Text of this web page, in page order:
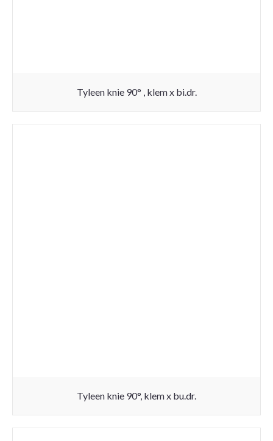
Tyleen knie 90° , klem x bi.dr.
Tyleen knie 90°, klem x bu.dr.